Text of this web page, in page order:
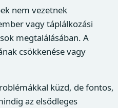
nem vezetnek
vagy táplálkozási
megtalálásában. A
csökkenése vagy
küzd, de fontos,
az elsődleges